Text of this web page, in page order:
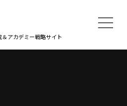
アカデミー戦略サイト